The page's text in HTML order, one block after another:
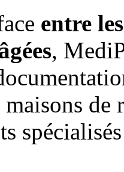
entre
,
maisons